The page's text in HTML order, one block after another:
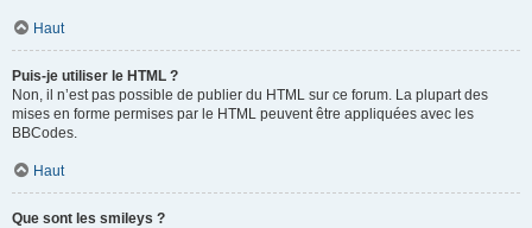
Haut
Puis-je utiliser le HTML ?
Non, il n’est pas possible de publier du HTML sur ce forum. La plupart des
mises en forme permises par le HTML peuvent être appliquées avec les
BBCodes.
Haut
Que sont les smileys ?